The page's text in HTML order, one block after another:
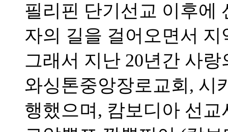
필리핀 단기선교 이후에
자의 길을 걸어오면서
그래서 지난 20년간 사
와싱톤중앙장로교회, 시
행했으며, 캄보디아 선